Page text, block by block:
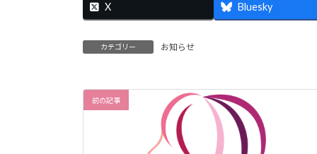
X Bluesky
カテゴリー お知らせ
前の記事